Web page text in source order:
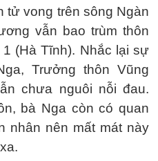
tử vong trên sông Ngàn
vẫn bao trùm thôn
(Hà Tĩnh). Nhắc lại sự
Trưởng thôn Vũng
chưa nguôi nỗi đau.
bà Nga còn có quan
nhân nên mất mát này